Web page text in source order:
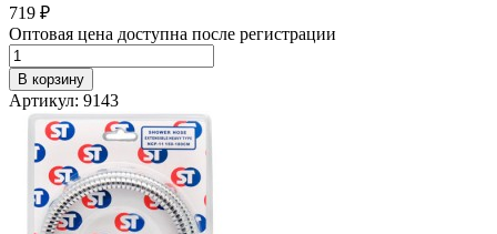
719 ₽
Оптовая цена доступна после регистрации
В корзину
Артикул: 9143